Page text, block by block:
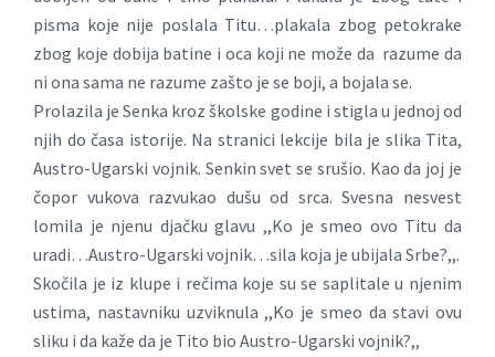
pisma koje nije poslala Titu…plakala zbog petokrake
zbog koje dobija batine i oca koji ne može da razume da
ni ona sama ne razume zašto je se boji, a bojala se.
Prolazila je Senka kroz školske godine i stigla u jednoj od
njih do časa istorije. Na stranici lekcije bila je slika Tita,
Austro-Ugarski vojnik. Senkin svet se srušio. Kao da joj je
čopor vukova razvukao dušu od srca. Svesna nesvest
lomila je njenu djačku glavu ,,Ko je smeo ovo Titu da
uradi…Austro-Ugarski vojnik…sila koja je ubijala Srbe?,,.
Skočila je iz klupe i rečima koje su se saplitale u njenim
ustima, nastavniku uzviknula ,,Ko je smeo da stavi ovu
sliku i da kaže da je Tito bio Austro-Ugarski vojnik?,,